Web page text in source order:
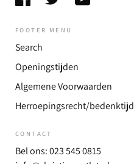
FOOTER MENU
Search
Openingstijden
Algemene Voorwaarden
Herroepingsrecht/bedenktijd
CONTACT
Bel ons: 023 545 0815